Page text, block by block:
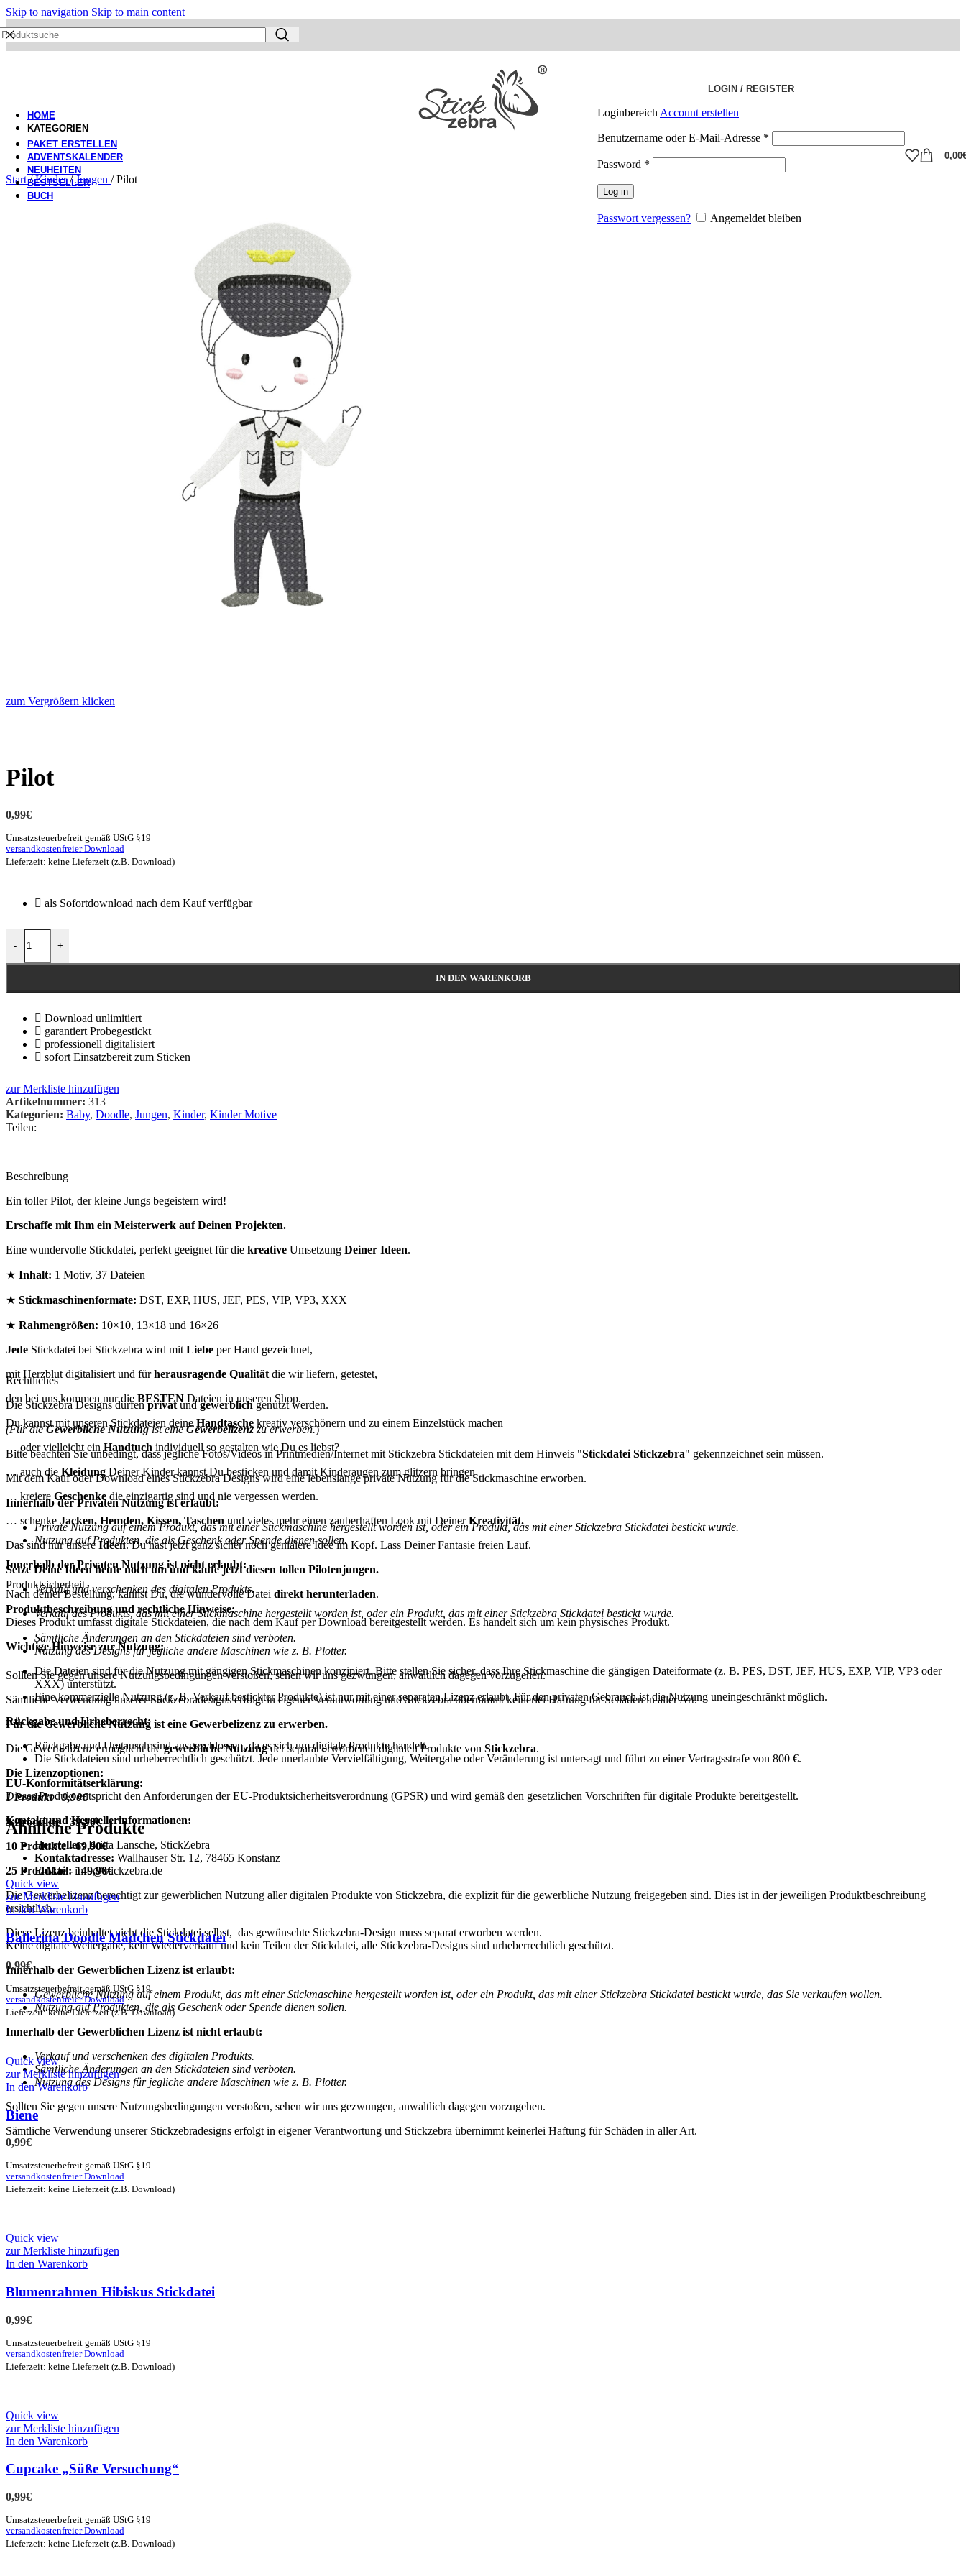
Skip to navigation Skip to main content
HOME
KATEGORIEN
PAKET ERSTELLEN
ADVENTSKALENDER
NEUHEITEN
BESTSELLER
BUCH
LOGIN / REGISTER
Loginbereich Account erstellen
Benutzername oder E-Mail-Adresse *
Password *
Log in
Passwort vergessen? Angemeldet bleiben
0,00
Start/ Kinder/ Jungen / Pilot
zum Vergrößern klicken
Pilot
0,99€
Umsatzsteuerbefreit gemäß UStG §19
versandkostenfreier Download
Lieferzeit: keine Lieferzeit (z.B. Download)
als Sofortdownload nach dem Kauf verfügbar
- +
IN DEN WARENKORB
Download unlimitiert
garantiert Probegestickt
professionell digitalisiert
sofort Einsatzbereit zum Sticken
zur Merkliste hinzufügen
Artikelnummer: 313
Kategorien: Baby, Doodle, Jungen, Kinder, Kinder Motive
Teilen:
Beschreibung
Ein toller Pilot, der kleine Jungs begeistern wird!
Erschaffe mit Ihm ein Meisterwerk auf Deinen Projekten.
Eine wundervolle Stickdatei, perfekt geeignet für die kreative Umsetzung Deiner Ideen.
★ Inhalt: 1 Motiv, 37 Dateien
★ Stickmaschinenformate: DST, EXP, HUS, JEF, PES, VIP, VP3, XXX
★ Rahmengrößen: 10×10, 13×18 und 16×26
Jede Stickdatei bei Stickzebra wird mit Liebe per Hand gezeichnet,
mit Herzblut digitalisiert und fürherausragende Qualität die wir liefern, getestet,
den bei uns kommen nur die BESTEN Dateien in unseren Shop.
Du kannst mit unseren Stickdateien deineHandtasche kreativ verschönern und zu einem Einzelstück machen
… oder vielleicht einHandtuch individuell so gestalten wie Du es liebst?
… auch die Kleidung Deiner Kinder kannst Du besticken und damit Kinderaugen zum glitzern bringen
… kreiere Geschenke die einzigartig sind und nie vergessen werden.
… schenke Jacken, Hemden, Kissen, Taschen und vieles mehr einen zauberhaften Look mit DeinerKreativität.
Das sind nur unsereIdeen. Du hast jetzt ganz sicher noch genialere Idee im Kopf. Lass Deiner Fantasie freien Lauf.
Setze Deine Ideen heute noch um und kaufe jetztdiesen tollen Pilotenjungen.
Nach deiner Bestellung, kannst Du, die wundervolle Datei direkt herunterladen.
Rechtliches
Die Stickzebra Designs dürfenprivatundgewerblichgenutzt werden.
(Für dieGewerbliche Nutzungist eineGewerbelizenz zu erwerben.)
Bitte beachten Sie unbedingt, dass jegliche Fotos/Videos in Printmedien/Internet mit Stickzebra Stickdateien mit dem Hinweis "Stickdatei Stickzebra" gekennzeichnet sein müssen.
Mit dem Kauf oder Download eines Stickzebra Designs wird eine lebenslange private Nutzung für die Stickmaschine erworben.
Innerhalb der Privaten Nutzung ist erlaubt:
Private Nutzung auf einem Produkt, das mit einer Stickmaschine hergestellt worden ist, oder ein Produkt, das mit einer Stickzebra Stickdatei bestickt wurde.
Nutzung auf Produkten, die als Geschenk oder Spende dienen sollen.
Innerhalb der Privaten Nutzung ist nicht erlaubt:
Verkauf und verschenken des digitalen Produkts.
Verkauf des Produkts, das mit einer Stickmaschine hergestellt worden ist, oder ein Produkt, das mit einer Stickzebra Stickdatei bestickt wurde.
Sämtliche Änderungen an den Stickdateien sind verboten.
Nutzung des Designs für jegliche andere Maschinen wie z. B. Plotter.
Sollten Sie gegen unsere Nutzungsbedingungen verstoßen, sehen wir uns gezwungen, anwaltlich dagegen vorzugehen.
Sämtliche Verwendung unserer Stickzebradesigns erfolgt in eigener Verantwortung und Stickzebra übernimmt keinerlei Haftung für Schäden in aller Art.
Für die Gewerbliche Nutzung ist eine Gewerbelizenz zu erwerben.
Die Gewerbelizenz ermöglicht diegewerbliche Nutzungder separat erworbenen digitalen Produkte von Stickzebra.
Die Lizenzoptionen:
1 Produkt - 9,90€
5 Produkte - 39,90€
10 Produkte - 69,90€
25 Produkte - 149,90€
Die Gewerbelizenz berechtigt zur gewerblichen Nutzung aller digitalen Produkte von Stickzebra, die explizit für die gewerbliche Nutzung freigegeben sind. Dies ist in der jeweiligen Produktbeschreibung
ersichtlich.
Diese Lizenz beinhaltet nicht die Stickdatei selbst, das gewünschte Stickzebra-Design muss separat erworben werden.
Keine digitale Weitergabe, kein Wiederverkauf und kein Teilen der Stickdatei, alle Stickzebra-Designs sind urheberrechtlich geschützt.
Innerhalb der Gewerblichen Lizenz ist erlaubt:
Gewerbliche Nutzung auf einem Produkt, das mit einer Stickmaschine hergestellt worden ist, oder ein Produkt, das mit einer Stickzebra Stickdatei bestickt wurde, das Sie verkaufen wollen.
Nutzung auf Produkten, die als Geschenk oder Spende dienen sollen.
Innerhalb der Gewerblichen Lizenz ist nicht erlaubt:
Verkauf und verschenken des digitalen Produkts.
Sämtliche Änderungen an den Stickdateien sind verboten.
Nutzung des Designs für jegliche andere Maschinen wie z. B. Plotter.
Sollten Sie gegen unsere Nutzungsbedingungen verstoßen, sehen wir uns gezwungen, anwaltlich dagegen vorzugehen.
Sämtliche Verwendung unserer Stickzebradesigns erfolgt in eigener Verantwortung und Stickzebra übernimmt keinerlei Haftung für Schäden in aller Art.
Produktsicherheit
Produktbeschreibung und rechtliche Hinweise:
Dieses Produkt umfasst digitale Stickdateien, die nach dem Kauf per Download bereitgestellt werden. Es handelt sich um kein physisches Produkt.
Wichtige Hinweise zur Nutzung:
Die Dateien sind für die Nutzung mit gängigen Stickmaschinen konzipiert. Bitte stellen Sie sicher, dass Ihre Stickmaschine die gängigen Dateiformate (z. B. PES, DST, JEF, HUS, EXP, VIP, VP3 oder
XXX) unterstützt.
Eine kommerzielle Nutzung (z. B. Verkauf bestickter Produkte) ist nur mit einer separaten Lizenz erlaubt. Für den privaten Gebrauch ist die Nutzung uneingeschränkt möglich.
Rückgabe und Urheberrecht:
Rückgabe und Umtausch sind ausgeschlossen, da es sich um digitale Produkte handelt.
Die Stickdateien sind urheberrechtlich geschützt. Jede unerlaubte Vervielfältigung, Weitergabe oder Veränderung ist untersagt und führt zu einer Vertragsstrafe von 800 €.
EU-Konformitätserklärung:
Dieses Produkt entspricht den Anforderungen der EU-Produktsicherheitsverordnung (GPSR) und wird gemäß den gesetzlichen Vorschriften für digitale Produkte bereitgestellt.
Kontakt und Herstellerinformationen:
Hersteller:Britta Lansche, StickZebra
Kontaktadresse: Wallhauser Str. 12, 78465 Konstanz
E-Mail:info@stickzebra.de
Ähnliche Produkte
Quick view
zur Merkliste hinzufügen
In den Warenkorb
Ballerina Doodle Mädchen Stickdatei
0,99€
Umsatzsteuerbefreit gemäß UStG §19
versandkostenfreier Download
Lieferzeit: keine Lieferzeit (z.B. Download)
Quick view
zur Merkliste hinzufügen
In den Warenkorb
Biene
0,99€
Umsatzsteuerbefreit gemäß UStG §19
versandkostenfreier Download
Lieferzeit: keine Lieferzeit (z.B. Download)
Quick view
zur Merkliste hinzufügen
In den Warenkorb
Blumenrahmen Hibiskus Stickdatei
0,99€
Umsatzsteuerbefreit gemäß UStG §19
versandkostenfreier Download
Lieferzeit: keine Lieferzeit (z.B. Download)
Quick view
zur Merkliste hinzufügen
In den Warenkorb
Cupcake „Süße Versuchung“
0,99€
Umsatzsteuerbefreit gemäß UStG §19
versandkostenfreier Download
Lieferzeit: keine Lieferzeit (z.B. Download)